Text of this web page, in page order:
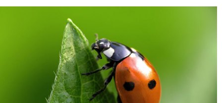
جذاب و با جزئیات ظریف خلق کرد. با به کار گرفتن مهارت هایتان در عکاسی
و البته کمی شانس می توانید عکس های با شکوهی از پرندگان بگیرید. ابزار
لازم را با خود به همراه داشته باشید (سه پایه، لنز ماکرو، لرزشگیر لنز). اگر
نمی خواهید بعد از جور کردن همه چیز سوژه خود را بترسانید، صبور باشید،
دقت کنید و به آهستگی حرکت کنید. اگر به تازگی عکاسی کلوزآپ را آغاز
کرده اید، نکاتی که در ادامه مطلب بیان می شوند حتما به کارتان می آیند.
ادامه مطلب